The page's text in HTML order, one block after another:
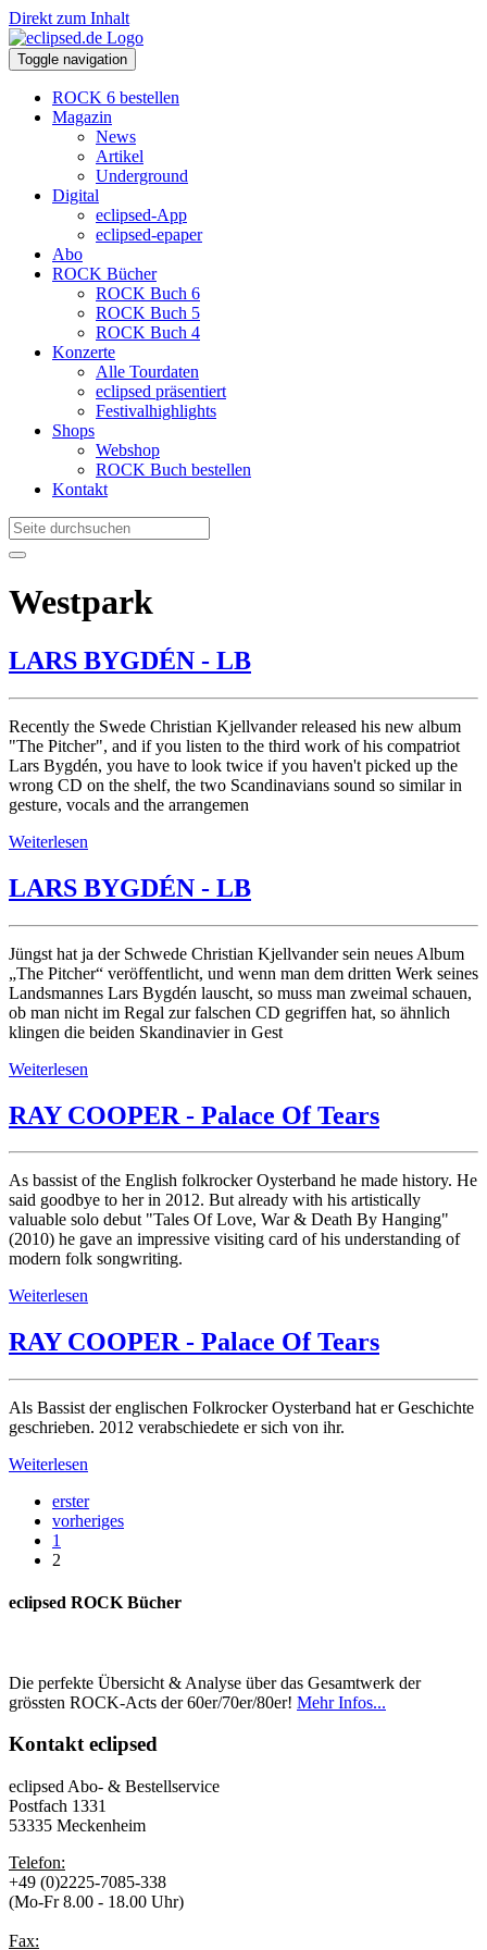
Direkt zum Inhalt
Toggle navigation
ROCK 6 bestellen
Magazin
News
Artikel
Underground
Digital
eclipsed-App
eclipsed-epaper
Abo
ROCK Bücher
ROCK Buch 6
ROCK Buch 5
ROCK Buch 4
Konzerte
Alle Tourdaten
eclipsed präsentiert
Festivalhighlights
Shops
Webshop
ROCK Buch bestellen
Kontakt
Westpark
LARS BYGDÉN - LB
Recently the Swede Christian Kjellvander released his new album
"The Pitcher", and if you listen to the third work of his compatriot
Lars Bygdén, you have to look twice if you haven't picked up the
wrong CD on the shelf, the two Scandinavians sound so similar in
gesture, vocals and the arrangemen
Weiterlesen
LARS BYGDÉN - LB
Jüngst hat ja der Schwede Christian Kjellvander sein neues Album
„The Pitcher“ veröffentlicht, und wenn man dem dritten Werk seines
Landsmannes Lars Bygdén lauscht, so muss man zweimal schauen,
ob man nicht im Regal zur falschen CD gegriffen hat, so ähnlich
klingen die beiden Skandinavier in Gest
Weiterlesen
RAY COOPER - Palace Of Tears
As bassist of the English folkrocker Oysterband he made history. He
said goodbye to her in 2012. But already with his artistically
valuable solo debut "Tales Of Love, War & Death By Hanging"
(2010) he gave an impressive visiting card of his understanding of
modern folk songwriting.
Weiterlesen
RAY COOPER - Palace Of Tears
Als Bassist der englischen Folkrocker Oysterband hat er Geschichte
geschrieben. 2012 verabschiedete er sich von ihr.
Weiterlesen
erster
vorheriges
1
2
eclipsed ROCK Bücher
Die perfekte Übersicht & Analyse über das Gesamtwerk der
grössten ROCK-Acts der 60er/70er/80er! Mehr Infos...
Kontakteclipsed
eclipsed Abo- & Bestellservice
Postfach 1331
53335 Meckenheim
Telefon:
+49 (0)2225-7085-338
(Mo-Fr 8.00 - 18.00 Uhr)
Fax: